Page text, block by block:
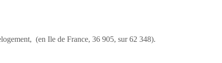
(en Ile de France, 36 905, sur 62 348).